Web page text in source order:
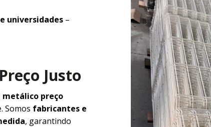
universidades –
Justo
metálico preço
Somos fabricantes e
, garantindo